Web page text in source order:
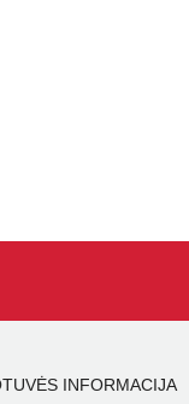
INFORMACIJA